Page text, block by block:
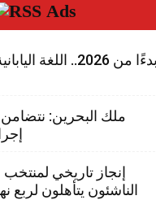
Ads
بدءًا من 2026..
ملك البحرين:
إنجاز تاريخي
الناشئون يتأهلون لربع